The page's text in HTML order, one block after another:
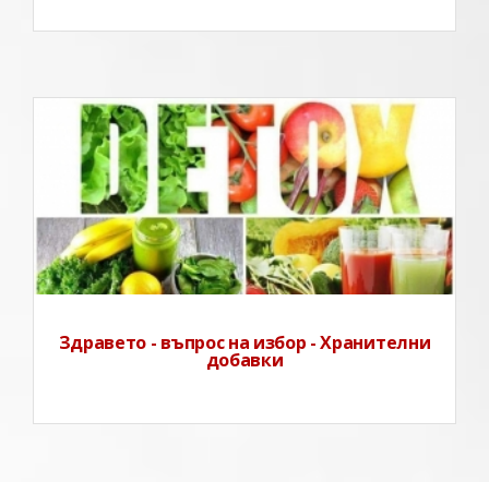
Здравето - въпрос на избор - Хранителни
добавки